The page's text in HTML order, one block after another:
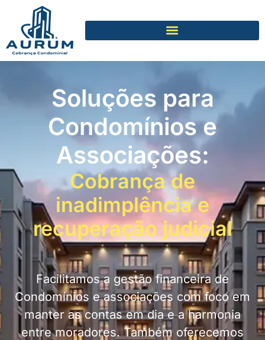
Soluções para
Condomínios e
Associações:
Cobrança de
inadimplência e
recuperação judicial
Facilitamos a gestão financeira de
Condomínios e associações com foco em
manter as contas em dia e a harmonia
entre moradores. Também oferecemos